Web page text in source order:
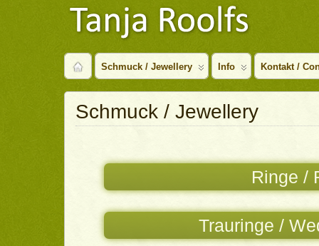
Schmuck / Jewellery Info Kontakt /
Schmuck / Jewellery
Ringe /
Trauringe /